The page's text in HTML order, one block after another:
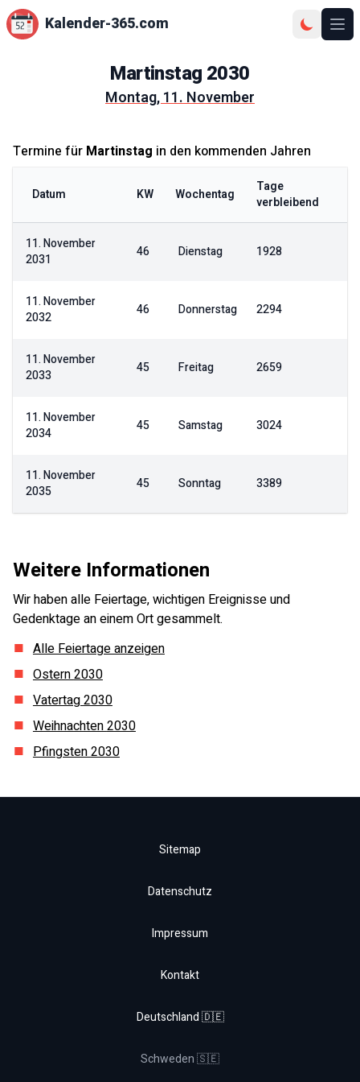
Kalender-365.com
Martinstag 2030
Montag, 11. November
Termine für Martinstag in den kommenden Jahren
Datum KW Wochentag
Tage
verbleibend
11. November
2031
46 Dienstag 1928
11. November
2032
46 Donnerstag 2294
11. November
2033
45 Freitag 2659
11. November
2034
45 Samstag 3024
11. November
2035
45 Sonntag 3389
Weitere Informationen
Wir haben alle Feiertage, wichtigen Ereignisse und
Gedenktage an einem Ort gesammelt.
Alle Feiertage anzeigen
Ostern2030
Vatertag2030
Weihnachten2030
Pfingsten2030
Sitemap
Datenschutz
Impressum
Kontakt
Deutschland 🇩🇪
Schweden 🇸🇪